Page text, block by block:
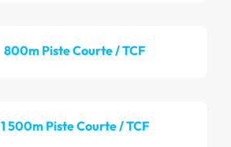
800m Piste Courte / TCF
1 500m Piste Courte / TCF